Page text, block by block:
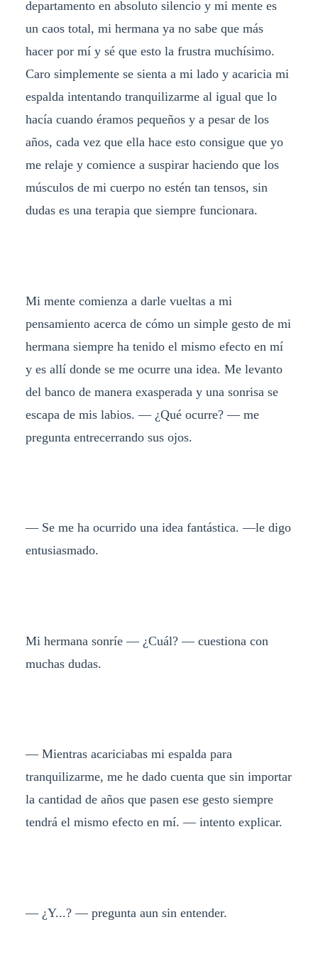
departamento en absoluto silencio y mi mente es
un caos total, mi hermana ya no sabe que más
hacer por mí y sé que esto la frustra muchísimo.
Caro simplemente se sienta a mi lado y acaricia mi
espalda intentando tranquilizarme al igual que lo
hacía cuando éramos pequeños y a pesar de los
años, cada vez que ella hace esto consigue que yo
me relaje y comience a suspirar haciendo que los
músculos de mi cuerpo no estén tan tensos, sin
dudas es una terapia que siempre funcionara.
Mi mente comienza a darle vueltas a mi
pensamiento acerca de cómo un simple gesto de mi
hermana siempre ha tenido el mismo efecto en mí
y es allí donde se me ocurre una idea. Me levanto
del banco de manera exasperada y una sonrisa se
escapa de mis labios. — ¿Qué ocurre? — me
pregunta entrecerrando sus ojos.
— Se me ha ocurrido una idea fantástica. —le digo
entusiasmado.
Mi hermana sonríe— ¿Cuál? — cuestiona con
muchas dudas.
— Mientras acariciabas mi espalda para
tranquilizarme, me he dado cuenta que sin importar
la cantidad de años que pasen ese gesto siempre
tendrá el mismo efecto en mí. — intento explicar.
— ¿Y...? — pregunta aun sin entender.